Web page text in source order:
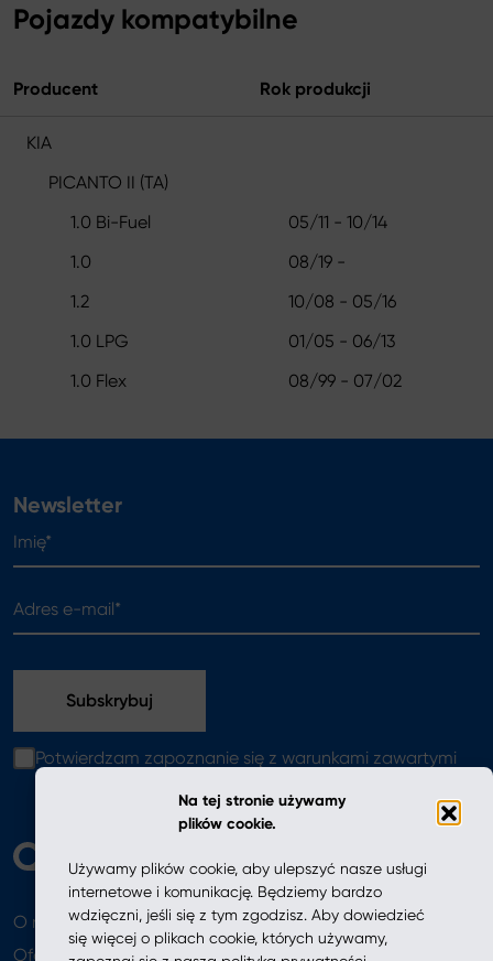
Na tej stronie używamy
plików cookie.
Używamy plików cookie, aby ulepszyć nasze usługi
internetowe i komunikację. Będziemy bardzo
wdzięczni, jeśli się z tym zgodzisz. Aby dowiedzieć
się więcej o plikach cookie, których używamy,
Pojazdy kompatybilne
Producent Rok produkcji
KIA
PICANTO II (TA)
1.0 Bi-Fuel
05/11 - 10/14
1.0
08/19 -
1.2
10/08 - 05/16
1.0 LPG
01/05 - 06/13
1.0 Flex
08/99 - 07/02
Newsletter
Potwierdzam zapoznanie się z warunkami zawartymi
O nas
Oferta
Aktualności